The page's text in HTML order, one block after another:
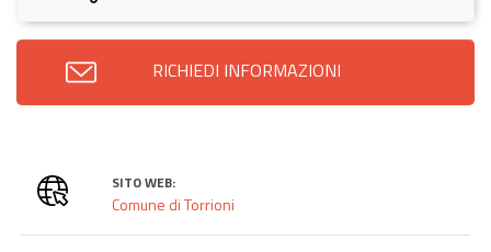
RICHIEDI INFORMAZIONI
SITO WEB:
Comune di Torrioni